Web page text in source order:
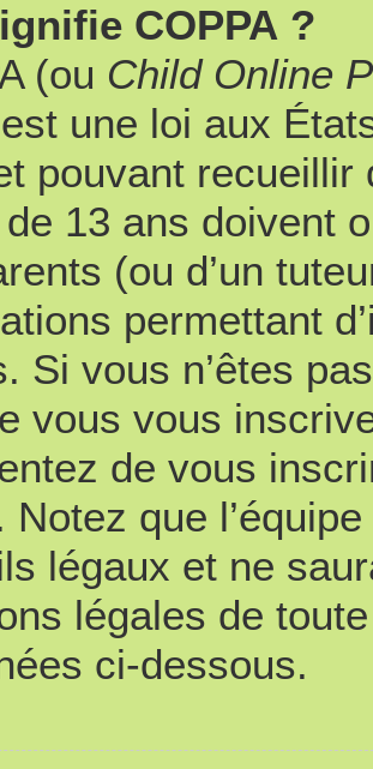
COPPA ?
(ou Child Online
une loi aux
pouvant
13 ans doivent
(ou d’un
permettant
Si vous n’êtes
vous vous
de vous
Notez que
légaux et ne
légales de
ci-dessous.